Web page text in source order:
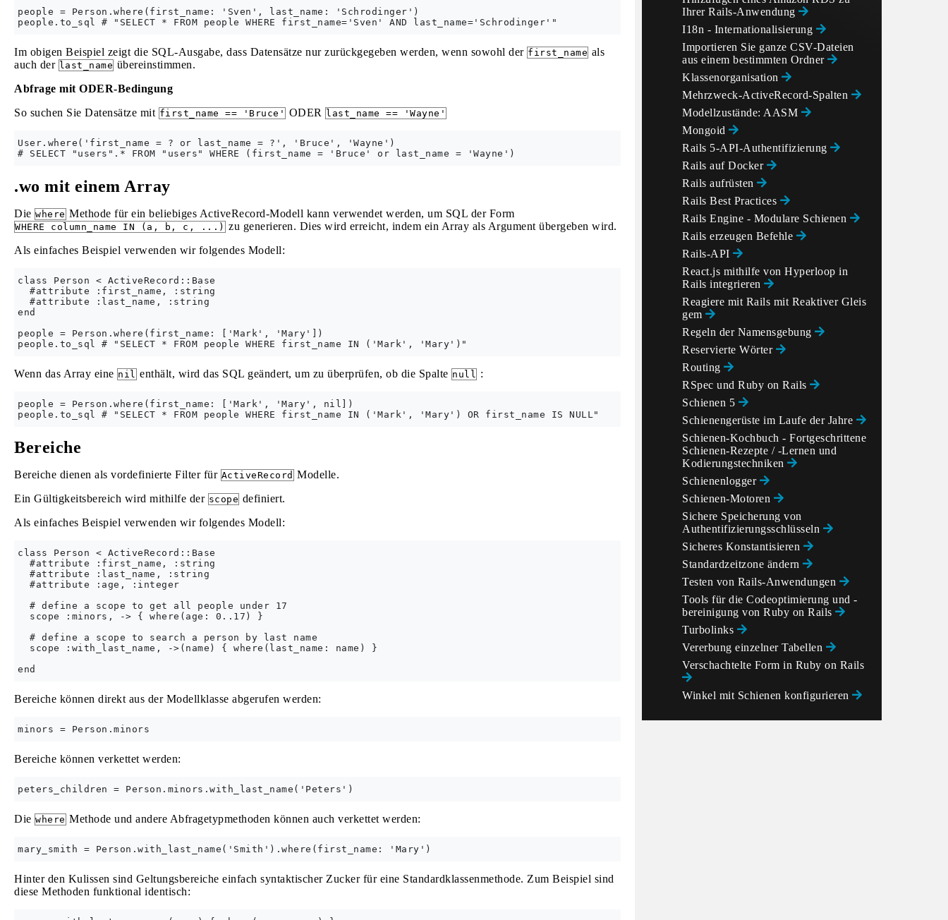
people = Person.where(first_name: 'Sven', last_name: 'Schrodinger')
Im obigen Beispiel zeigt die SQL-Ausgabe, dass Datensätze nur zurückgegeben werden, wenn sowohl der first_name als
auch der last_name übereinstimmen.
Abfrage mit ODER-Bedingung
So suchen Sie Datensätze mit first_name == 'Bruce' ODER last_name == 'Wayne'
User.where('first_name = ? or last_name = ?', 'Bruce', 'Wayne')
.wo mit einem Array
Die where Methode für ein beliebiges ActiveRecord-Modell kann verwendet werden, um SQL der Form
WHERE column_name IN (a, b, c, ...) zu generieren. Dies wird erreicht, indem ein Array als Argument übergeben wird.
Als einfaches Beispiel verwenden wir folgendes Modell:
class Person < ActiveRecord::Base
  #attribute :first_name, :string
  #attribute :last_name, :string
end
people = Person.where(first_name: ['Mark', 'Mary'])
Wenn das Array eine nil enthält, wird das SQL geändert, um zu überprüfen, ob die Spalte null :
people = Person.where(first_name: ['Mark', 'Mary', nil])
Bereiche
Bereiche dienen als vordefinierte Filter für ActiveRecord Modelle.
Ein Gültigkeitsbereich wird mithilfe der scope definiert.
Als einfaches Beispiel verwenden wir folgendes Modell:
class Person < ActiveRecord::Base
  #attribute :first_name, :string
  #attribute :last_name, :string
  #attribute :age, :integer
  # define a scope to get all people under 17
  scope :minors, -> { where(age: 0..17) }
  # define a scope to search a person by last name
  scope :with_last_name, ->(name) { where(last_name: name) }
Bereiche können direkt aus der Modellklasse abgerufen werden:
Bereiche können verkettet werden:
Die where Methode und andere Abfragetypmethoden können auch verkettet werden:
Hinter den Kulissen sind Geltungsbereiche einfach syntaktischer Zucker für eine Standardklassenmethode. Zum Beispiel sind
diese Methoden funktional identisch:
Ihrer Rails-Anwendung
I18n - Internationalisierung
Importieren Sie ganze CSV-Dateien
aus einem bestimmten Ordner
Klassenorganisation
Mehrzweck-ActiveRecord-Spalten
Modellzustände: AASM
Mongoid
Rails 5-API-Authentifizierung
Rails auf Docker
Rails aufrüsten
Rails Best Practices
Rails Engine - Modulare Schienen
Rails erzeugen Befehle
Rails-API
React.js mithilfe von Hyperloop in
Rails integrieren
Reagiere mit Rails mit Reaktiver Gleis
gem
Regeln der Namensgebung
Reservierte Wörter
Routing
RSpec und Ruby on Rails
Schienen 5
Schienengerüste im Laufe der Jahre
Schienen-Kochbuch - Fortgeschrittene
Schienen-Rezepte / -Lernen und
Kodierungstechniken
Schienenlogger
Schienen-Motoren
Sichere Speicherung von
Authentifizierungsschlüsseln
Sicheres Konstantisieren
Standardzeitzone ändern
Testen von Rails-Anwendungen
Tools für die Codeoptimierung und -
bereinigung von Ruby on Rails
Turbolinks
Vererbung einzelner Tabellen
Verschachtelte Form in Ruby on Rails
Winkel mit Schienen konfigurieren